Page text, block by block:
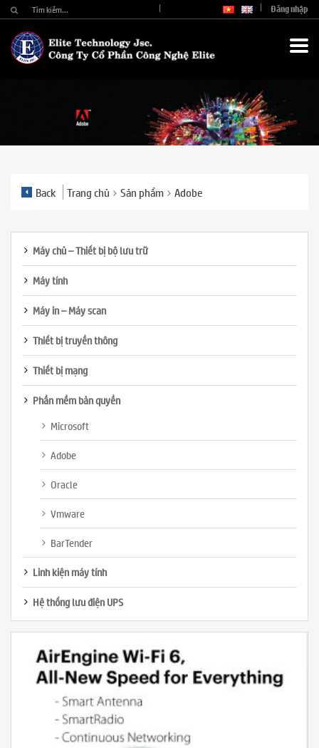
Đăng nhập
Back Trang chủ Sản phẩm Adobe
Máy chủ – Thiết bị bộ lưu trữ
Máy tính
Máy in – Máy scan
Thiết bị truyền thông
Thiết bị mạng
Phần mềm bản quyền
Microsoft
Adobe
Oracle
Vmware
BarTender
Linh kiện máy tính
Hệ thống lưu điện UPS